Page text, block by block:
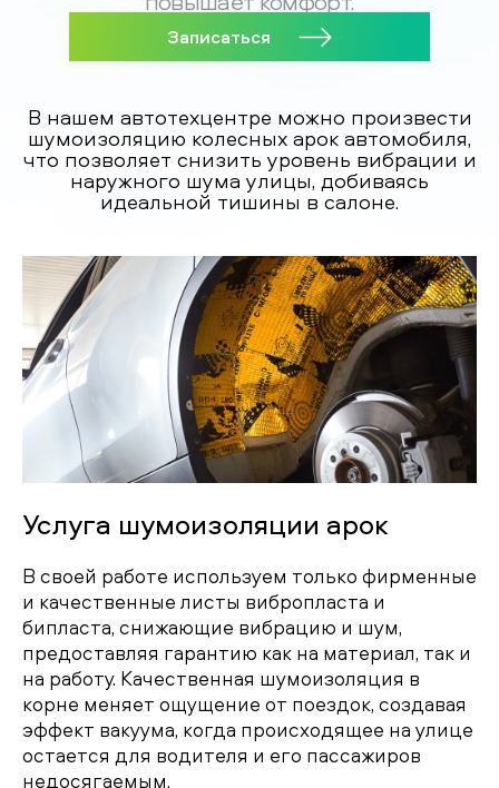
Записаться
В нашем автотехцентре можно произвести
шумоизоляцию колесных арок автомобиля,
что позволяет снизить уровень вибрации и
наружного шума улицы, добиваясь
идеальной тишины в салоне.
Услуга шумоизоляции арок
В своей работе используем только фирменные
и качественные листы вибропласта и
бипласта, снижающие вибрацию и шум,
предоставляя гарантию как на материал, так и
на работу. Качественная шумоизоляция в
корне меняет ощущение от поездок, создавая
эффект вакуума, когда происходящее на улице
остается для водителя и его пассажиров
недосягаемым.